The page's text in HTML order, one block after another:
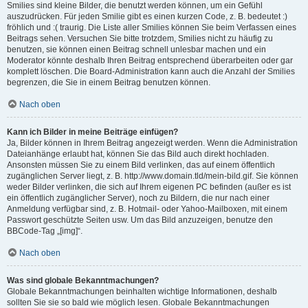
Smilies sind kleine Bilder, die benutzt werden können, um ein Gefühl
auszudrücken. Für jeden Smilie gibt es einen kurzen Code, z. B. bedeutet :)
fröhlich und :( traurig. Die Liste aller Smilies können Sie beim Verfassen eines
Beitrags sehen. Versuchen Sie bitte trotzdem, Smilies nicht zu häufig zu
benutzen, sie können einen Beitrag schnell unlesbar machen und ein
Moderator könnte deshalb Ihren Beitrag entsprechend überarbeiten oder gar
komplett löschen. Die Board-Administration kann auch die Anzahl der Smilies
begrenzen, die Sie in einem Beitrag benutzen können.
Nach oben
Kann ich Bilder in meine Beiträge einfügen?
Ja, Bilder können in Ihrem Beitrag angezeigt werden. Wenn die Administration
Dateianhänge erlaubt hat, können Sie das Bild auch direkt hochladen.
Ansonsten müssen Sie zu einem Bild verlinken, das auf einem öffentlich
zugänglichen Server liegt, z. B. http://www.domain.tld/mein-bild.gif. Sie können
weder Bilder verlinken, die sich auf Ihrem eigenen PC befinden (außer es ist
ein öffentlich zugänglicher Server), noch zu Bildern, die nur nach einer
Anmeldung verfügbar sind, z. B. Hotmail- oder Yahoo-Mailboxen, mit einem
Passwort geschützte Seiten usw. Um das Bild anzuzeigen, benutze den
BBCode-Tag „[img]“.
Nach oben
Was sind globale Bekanntmachungen?
Globale Bekanntmachungen beinhalten wichtige Informationen, deshalb
sollten Sie sie so bald wie möglich lesen. Globale Bekanntmachungen